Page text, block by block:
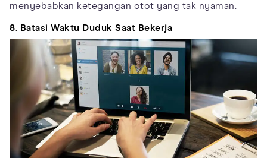
menyebabkan ketegangan otot yang tak nyaman.
8. Batasi Waktu Duduk Saat Bekerja